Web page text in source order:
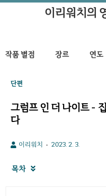
이리워치의
작품 별점 장르 연도
단편
그럼프 인 더 나이트 -
다
이리워치 2023. 2. 3.
목차 